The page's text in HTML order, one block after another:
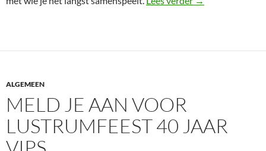
ALGEMEEN
MELD JE AAN VOOR
LUSTRUMFEEST 40 JAAR